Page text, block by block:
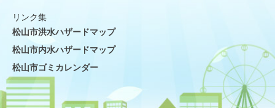
リンク集
松山市洪水ハザードマップ
松山市内水ハザードマップ
松山市ゴミカレンダー